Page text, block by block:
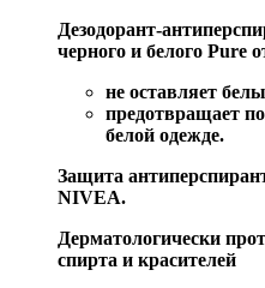
Дезодорант-
черного и белого Pure
не оставляет
предотвращает
белой одежде.
Защита
NIVEA.
Дерматологически
спирта и красителей